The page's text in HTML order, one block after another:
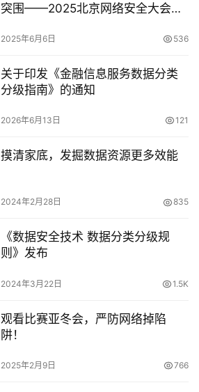
突围——2025北京网络安全大会
2025年6月6日 536
关于印发《金融信息服务数据分类
分级指南》的通知
2026年6月13日 121
摸清家底，发掘数据资源更多效能
2024年2月28日 835
《数据安全技术 数据分类分级规
则》发布
2024年3月22日 1.5K
观看比赛亚冬会，严防网络掉陷
阱！
2025年2月9日 766